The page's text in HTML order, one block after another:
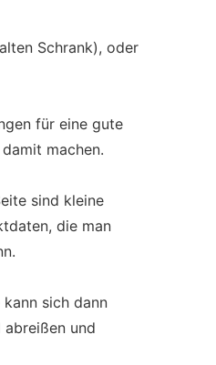
Schrank), oder
für eine gute
machen.
sind kleine
die man
sich dann
und